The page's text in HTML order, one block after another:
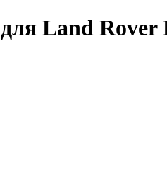
для Land Rover